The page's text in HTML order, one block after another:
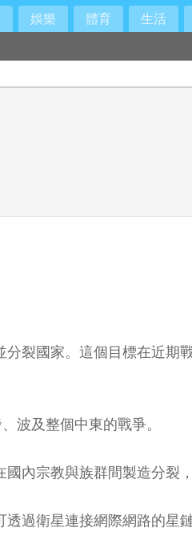
娛樂 體育 生活
裂國家。這個目標在近期
波及整個中東的戰爭。
內宗教與族群間製造分裂
過衛星連接網際網路的星